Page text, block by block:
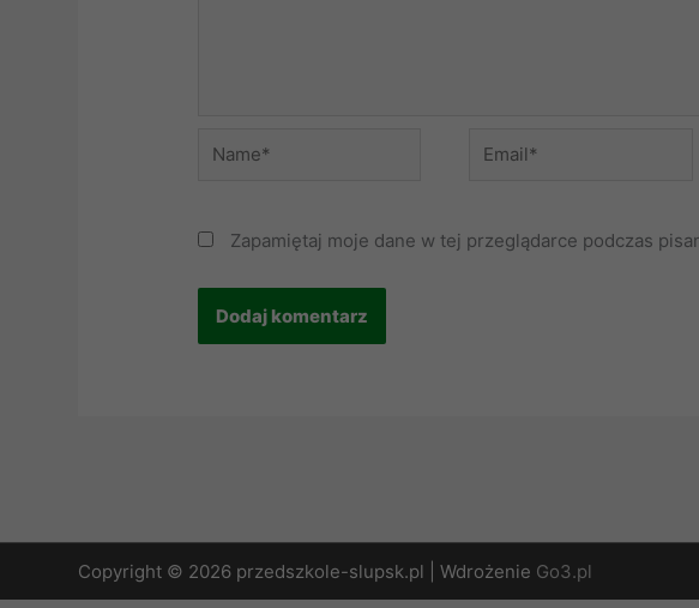
Name* Email*
Zapamiętaj moje dane w tej przeglądarce podczas
Copyright © 2026 przedszkole-slupsk.pl | Wdrożenie Go3.pl